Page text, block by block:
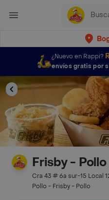
¿Nuevo en Rappi?
envíos gratis por
Frisby -
Cra 43 # 6a sur-15 Local
Pollo - Frisby - Pollo